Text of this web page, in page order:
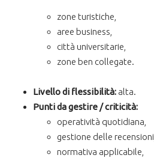
zone turistiche,
aree business,
città universitarie,
zone ben collegate.
Livello di flessibilità: alta.
Punti da gestire / criticità:
operatività quotidiana,
gestione delle recensioni,
normativa applicabile,